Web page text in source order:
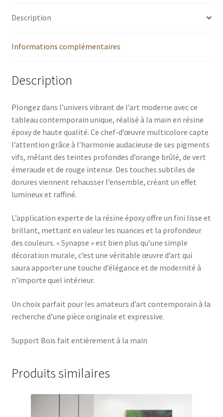
Description
Informations complémentaires
Description
Plongez dans l’univers vibrant de l’art moderne avec ce
tableau contemporain unique, réalisé à la main en résine
époxy de haute qualité. Ce chef-d’œuvre multicolore capte
l’attention grâce à l’harmonie audacieuse de ses pigments
vifs, mêlant des teintes profondes d’orange brûlé, de vert
émeraude et de rouge intense. Des touches subtiles de
dorures viennent rehausser l’ensemble, créant un effet
lumineux et raffiné.
L’application experte de la résine époxy offre un fini lisse et
brillant, mettant en valeur les nuances et la profondeur
des couleurs. « Synapse » est bien plus qu’une simple
décoration murale, c’est une véritable œuvre d’art qui
saura apporter une touche d’élégance et de modernité à
n’importe quel intérieur.
Un choix parfait pour les amateurs d’art contemporain à la
recherche d’une pièce originale et expressive.
Support Bois fait entièrement à la main
Produits similaires